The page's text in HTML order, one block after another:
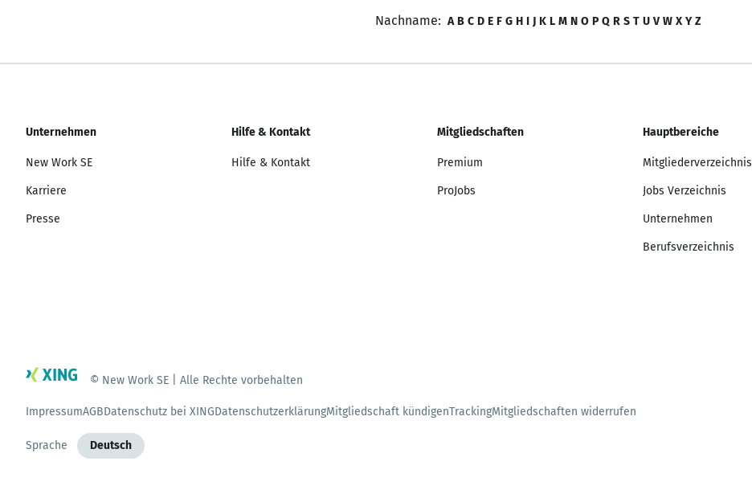
Nachname: A B C D E F G H I J K L M N O P Q R S T U V W X Y Z
Unternehmen
New Work SE
Karriere
Presse
Hilfe & Kontakt
Hilfe & Kontakt
Mitgliedschaften
Premium
ProJobs
Hauptbereiche
Mitgliederverzeichnis
Jobs Verzeichnis
Unternehmen
Berufsverzeichnis
© New Work SE | Alle Rechte vorbehalten
ImpressumAGBDatenschutz bei XINGDatenschutzerklärungMitgliedschaft kündigenTrackingMitgliedschaften widerrufen
Sprache Deutsch